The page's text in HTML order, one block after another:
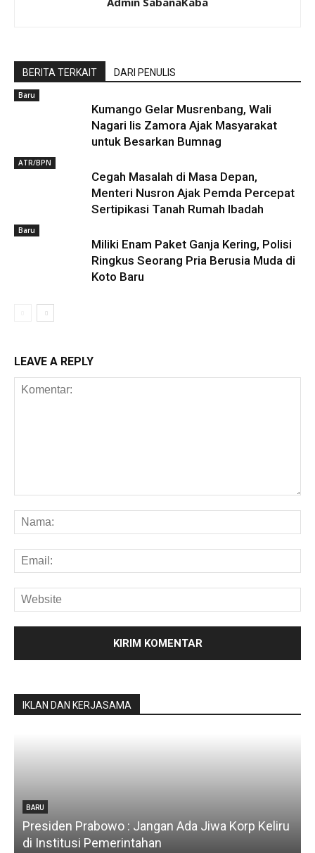
BERITA TERKAIT DARI PENULIS
Baru
Kumango Gelar Musrenbang, Wali
Nagari Iis Zamora Ajak Masyarakat
untuk Besarkan Bumnag
ATR/BPN
Cegah Masalah di Masa Depan,
Menteri Nusron Ajak Pemda Percepat
Sertipikasi Tanah Rumah Ibadah
Baru
Miliki Enam Paket Ganja Kering, Polisi
Ringkus Seorang Pria Berusia Muda di
Koto Baru
LEAVE A REPLY
IKLAN DAN KERJASAMA
BARU
Silfia Hanani